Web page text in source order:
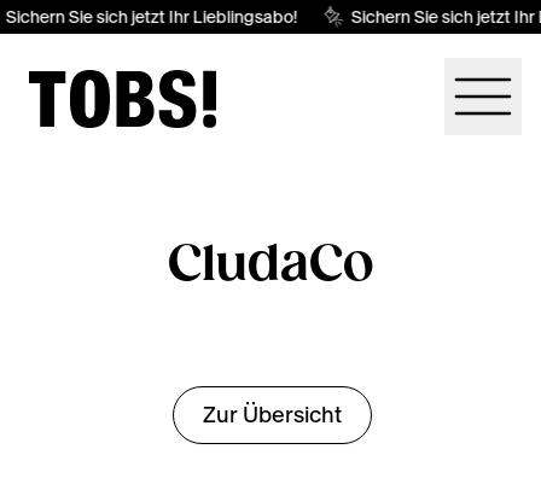
Sichern Sie sich jetzt Ihr Lieblingsabo! Sichern Sie sich jetzt Ihr
CludaCo
Zur Übersicht